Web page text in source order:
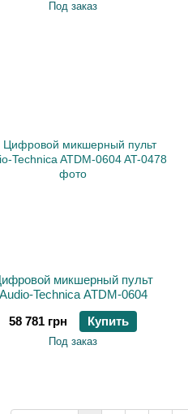
Под заказ
микшерный пульт
Audio-Technica ATDM-0604
58 781 грн
Купить
Под заказ